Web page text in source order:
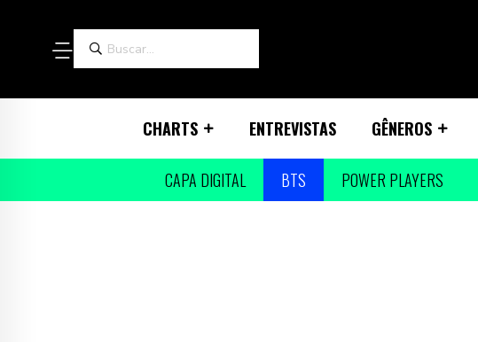
CHARTS ENTREVISTAS GÊNEROS
CAPA DIGITAL BTS POWER PLAYERS